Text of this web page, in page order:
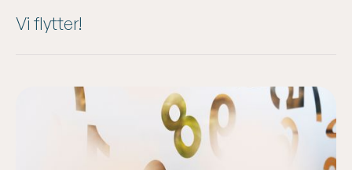
Vi flytter!